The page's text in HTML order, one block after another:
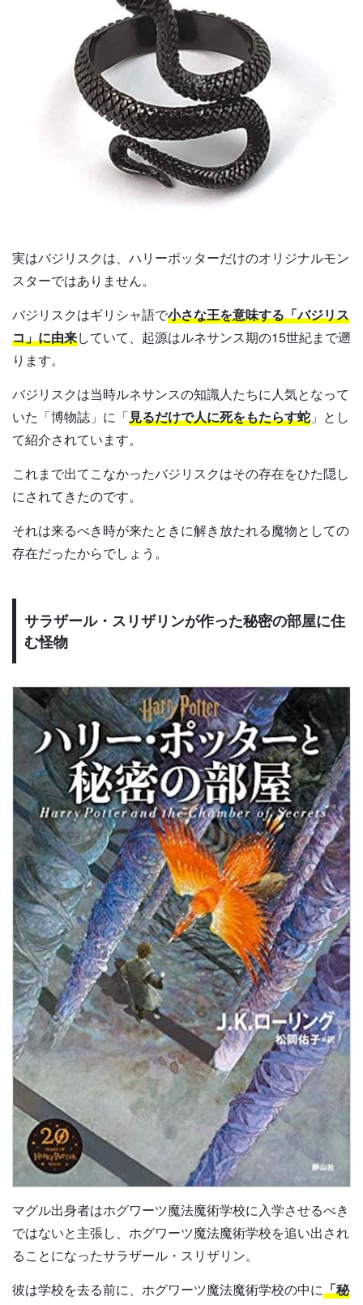
実はバジリスクは、ハリーポッターだけのオリジナルモン
スターではありません。
バジリスクはギリシャ語で小さな王を意味する「バジリス
コ」に由来していて、起源はルネサンス期の15世紀まで遡
ります。
バジリスクは当時ルネサンスの知識人たちに人気となって
いた「博物誌」に「見るだけで人に死をもたらす蛇 」とし
て紹介されています。
これまで出てこなかったバジリスクはその存在をひた隠し
にされてきたのです。
それは来るべき時が来たときに解き放たれる魔物としての
存在だったからでしょう。
サラザール・スリザリンが作った秘密の部屋に住
む怪物
マグル出身者はホグワーツ魔法魔術学校に入学させるべき
ではないと主張し、ホグワーツ魔法魔術学校を追い出され
ることになったサラザール・スリザリン。
彼は学校を去る前に、ホグワーツ魔法魔術学校の中に「秘